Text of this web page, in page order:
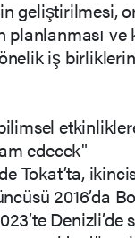
geliştirilmesi,
planlanması ve
iş
edecek"
Tokat’ta,
2016’da
Denizli’de